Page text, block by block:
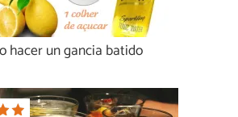
hacer un gancia batido